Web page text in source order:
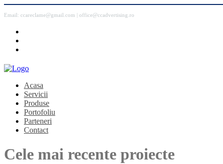
Email: ccareclame@gmail.com | office@ccadvertising.ro
Acasa
Servicii
Produse
Portofoliu
Parteneri
Contact
Cele mai recente proiecte